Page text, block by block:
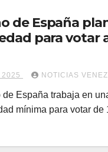
de España
para votar
NOTICIAS
de España trabaja en
mínima para votar